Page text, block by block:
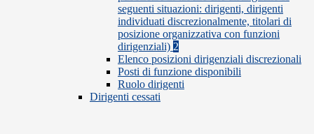
seguenti situazioni: dirigenti, dirigenti
individuati discrezionalmente, titolari di
posizione organizzativa con funzioni
dirigenziali) 2
Elenco posizioni dirigenziali discrezionali
Posti di funzione disponibili
Ruolo dirigenti
Dirigenti cessati